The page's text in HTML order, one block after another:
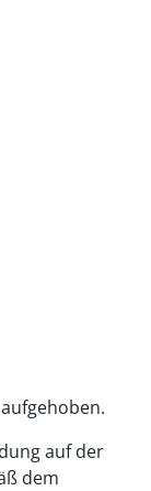
auf der
dem